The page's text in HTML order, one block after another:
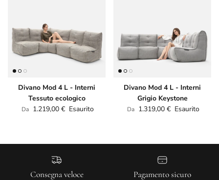
Divano Mod 4 L - Interni
Tessuto ecologico
Prezzo normale
Da 1.219,00 € Esaurito
Divano Mod 4 L - Interni
Grigio Keystone
Prezzo normale
Da 1.319,00 € Esaurito
Consegna veloce Pagamento sicuro